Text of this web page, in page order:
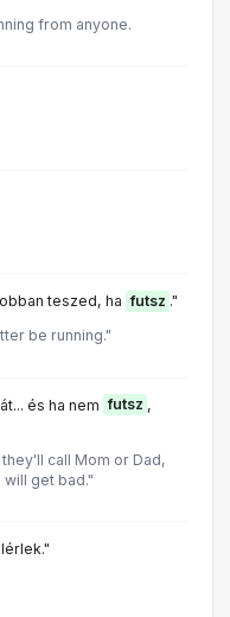
from anyone.
teszed, ha futsz ."
be running."
és ha nem futsz ,
call Mom or Dad,
get bad."